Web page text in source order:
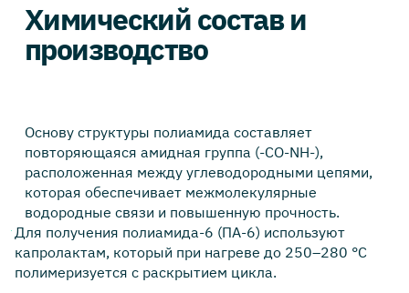
Химический состав и
производство
Основу структуры полиамида составляет
повторяющаяся амидная группа (-CO-NH-),
расположенная между углеводородными цепями,
которая обеспечивает межмолекулярные
водородные связи и повышенную прочность.
Для получения полиамида-6 (ПА-6) используют
капролактам, который при нагреве до 250–280 °C
полимеризуется с раскрытием цикла.